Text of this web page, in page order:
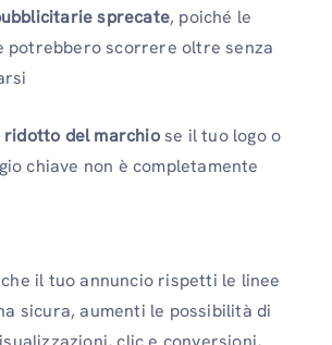
sprecate, poiché le
potrebbero scorrere oltre senza
ridotto del marchiose il tuo logo o
chiave non è completamente
il tuo annuncio rispetti le linee
sicura, aumenti le possibilità di